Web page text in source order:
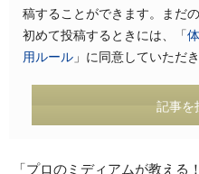
稿することができます。まだ
初めて投稿するときには、「
用ルール 」に同意していただき
記事を
「プロのミディアムが教える